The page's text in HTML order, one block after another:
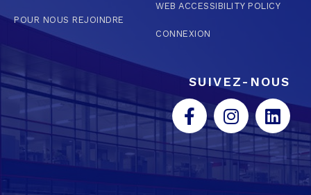
POUR NOUS REJOINDRE
WEB ACCESSIBILITY POLICY
CONNEXION
SUIVEZ-NOUS